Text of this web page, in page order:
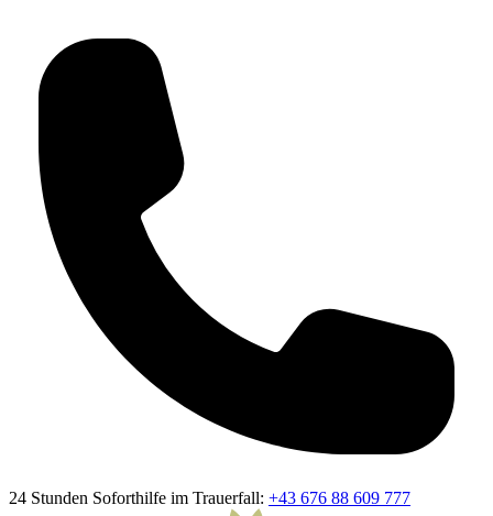
24 Stunden Soforthilfe im Trauerfall: +43 676 88 609 777